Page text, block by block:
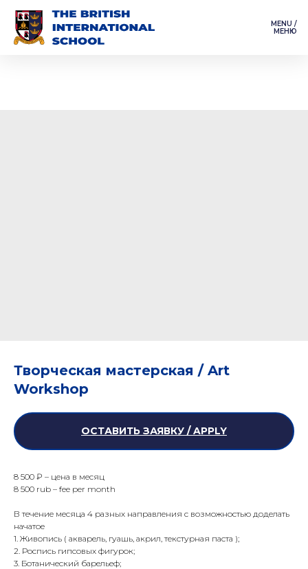
MENU /
МЕНЮ
Творческая мастерская / Art
Workshop
ОСТАВИТЬ ЗАЯВКУ / APPLY
8 500 ₽ – цена в месяц
8 500 rub – fee per month
В течение месяца 4 разных направления с возможностью доделать
начатое
1.⁠ ⁠Живопись ( акварель, гуашь, акрил, текстурная паста );
2.⁠ ⁠Роспись гипсовых фигурок;
3.⁠ ⁠Ботанический барельеф;